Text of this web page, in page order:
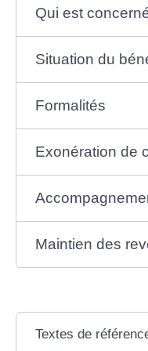
Qui est
Situation du
Formalités
Exonération de
Maintien des
Textes de